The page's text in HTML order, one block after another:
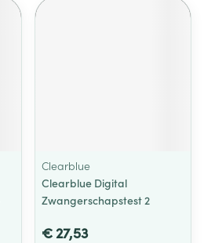
Clearblue
Clearblue Digital
Zwangerschapstest 2
€ 27,53